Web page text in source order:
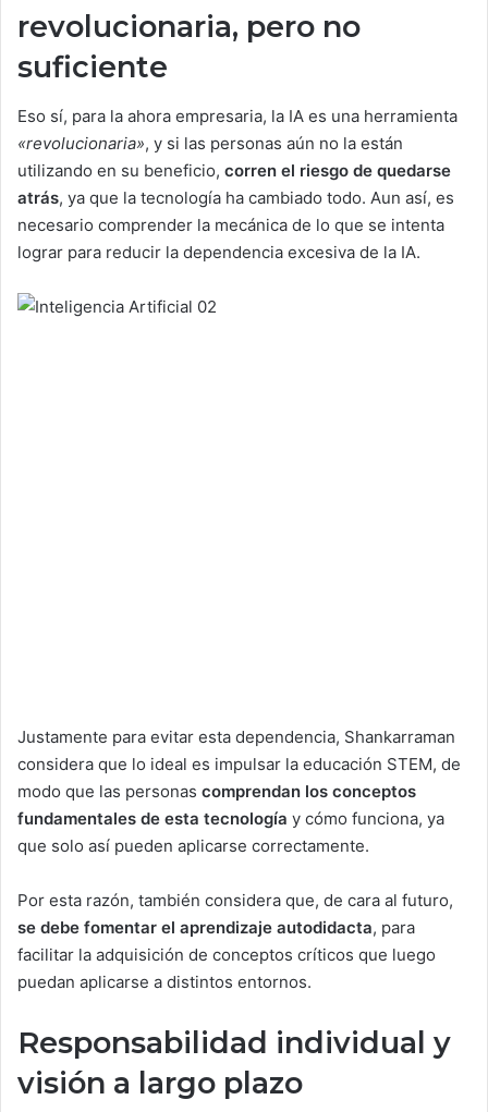
revolucionaria, pero no
suficiente
Eso sí, para la ahora empresaria, la IA es una herramienta
«revolucionaria», y si las personas aún no la están
utilizando en su beneficio, corren el riesgo de quedarse
atrás, ya que la tecnología ha cambiado todo. Aun así, es
necesario comprender la mecánica de lo que se intenta
lograr para reducir la dependencia excesiva de la IA.
Justamente para evitar esta dependencia, Shankarraman
considera que lo ideal es impulsar la educación STEM, de
modo que las personas comprendan los conceptos
fundamentales de esta tecnología y cómo funciona, ya
que solo así pueden aplicarse correctamente.
Por esta razón, también considera que, de cara al futuro,
se debe fomentar el aprendizaje autodidacta, para
facilitar la adquisición de conceptos críticos que luego
puedan aplicarse a distintos entornos.
Responsabilidad individual y
visión a largo plazo